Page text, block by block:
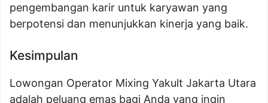
pengembangan karir untuk karyawan yang
berpotensi dan menunjukkan kinerja yang baik.
Kesimpulan
Lowongan Operator Mixing Yakult Jakarta Utara
adalah peluang emas bagi Anda yang ingin